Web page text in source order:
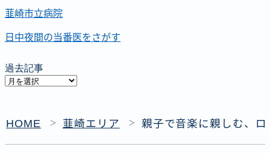
韮崎市立病院
日中夜間の当番医をさがす
過去記事
過
事
HOME ＞ 韮崎エリア ＞ 親子で音楽に親しむ、